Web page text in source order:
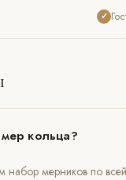
✓
кольца?
набор мерников по